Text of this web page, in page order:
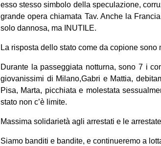
esso stesso simbolo della speculazione,
grande opera chiamata Tav. Anche la
solo dannosa, ma INUTILE.
La risposta dello stato come da copione
Durante la passeggiata notturna, sono 7 i
giovanissimi di Milano,Gabri e Mattia,
Pisa, Marta, picchiata e molestata
stato non c’è limite.
Massima solidarietà agli arrestati e le
Siamo banditi e bandite, e continueremo a